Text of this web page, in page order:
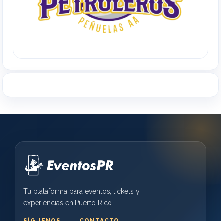
Tu plataforma para eventos, tickets y
experiencias en Puerto Rico.